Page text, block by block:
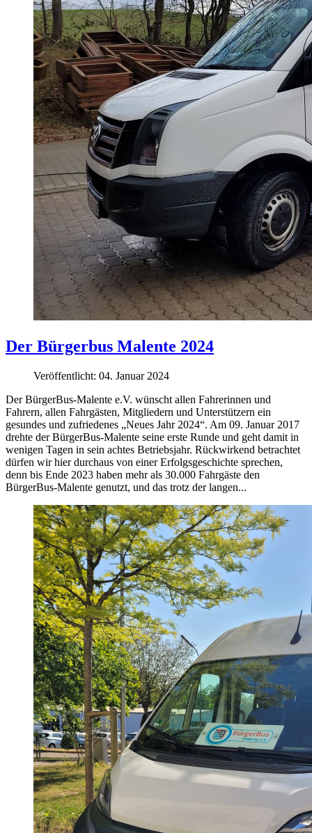
Der Bürgerbus Malente 2024
Veröffentlicht: 04. Januar 2024
Der BürgerBus-Malente e.V. wünscht allen Fahrerinnen und
Fahrern, allen Fahrgästen, Mitgliedern und Unterstützern ein
gesundes und zufriedenes „Neues Jahr 2024“. Am 09. Januar 2017
drehte der BürgerBus-Malente seine erste Runde und geht damit in
wenigen Tagen in sein achtes Betriebsjahr. Rückwirkend betrachtet
dürfen wir hier durchaus von einer Erfolgsgeschichte sprechen,
denn bis Ende 2023 haben mehr als 30.000 Fahrgäste den
BürgerBus-Malente genutzt, und das trotz der langen...